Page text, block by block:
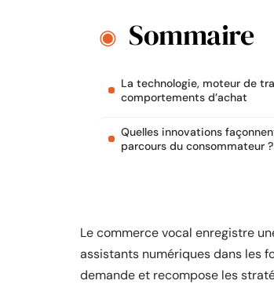
Sommaire
La technologie, moteur de
comportements d’achat
Quelles innovations
parcours du consommateur ?
Le commerce vocal enregistre
assistants numériques dans les
demande et recompose les